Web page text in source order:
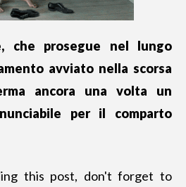
che prosegue nel lungo
avviato nella scorsa
ancora una volta un
per il comparto
this post, don't forget to